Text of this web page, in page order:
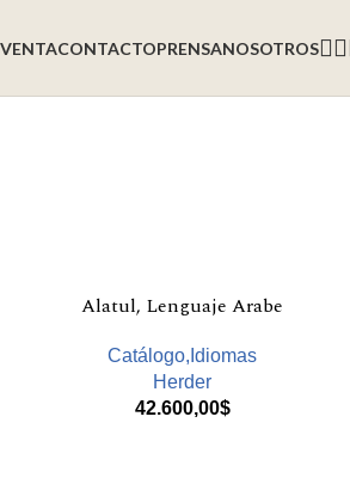
CONTACTOPRENSANOSOTROS
Alatul, Lenguaje Arabe
Catálogo,Idiomas
Herder
42.600,00$